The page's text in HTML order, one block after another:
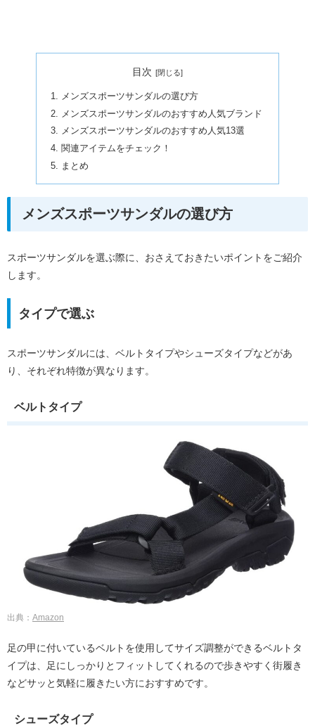
目次
メンズスポーツサンダルの選び方
メンズスポーツサンダルのおすすめ人気ブランド
メンズスポーツサンダルのおすすめ人気13選
関連アイテムをチェック！
まとめ
メンズスポーツサンダルの選び方
スポーツサンダルを選ぶ際に、おさえておきたいポイントをご紹介
します。
タイプで選ぶ
スポーツサンダルには、ベルトタイプやシューズタイプなどがあ
り、それぞれ特徴が異なります。
ベルトタイプ
出典： Amazon
足の甲に付いているベルトを使用してサイズ調整ができるベルトタ
イプは、足にしっかりとフィットしてくれるので歩きやすく街履き
などサッと気軽に履きたい方におすすめです。
シューズタイプ